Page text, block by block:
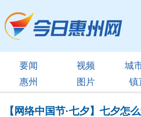
要闻 视频 城
惠州
图片 镇
【网络中国节·七夕】七夕怎